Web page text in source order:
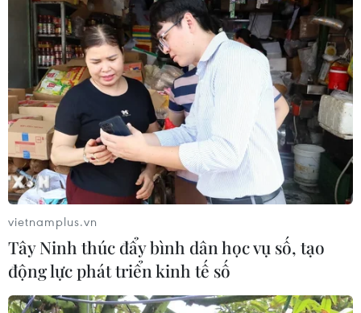
vietnamplus.vn
Tây Ninh thúc đẩy bình dân học vụ số, tạo
động lực phát triển kinh tế số